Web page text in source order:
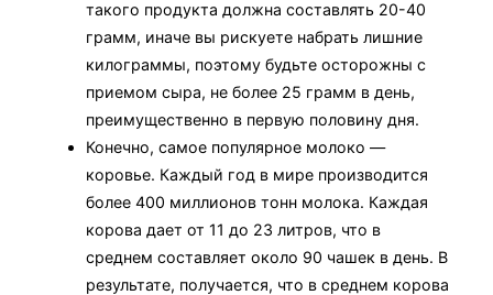
такого продукта должна составлять 20-40
грамм, иначе вы рискуете набрать лишние
килограммы, поэтому будьте осторожны с
приемом сыра, не более 25 грамм в день,
преимущественно в первую половину дня.
Конечно, самое популярное молоко —
коровье. Каждый год в мире производится
более 400 миллионов тонн молока. Каждая
корова дает от 11 до 23 литров, что в
среднем составляет около 90 чашек в день. В
результате, получается, что в среднем корова